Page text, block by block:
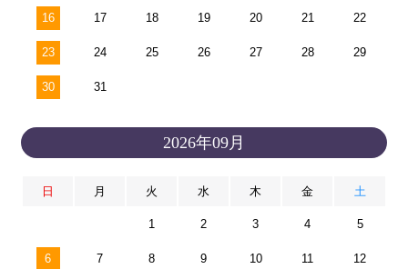
16 17 18 19 20 21 22
23 24 25 26 27 28 29
30 31
2026年09月
日 月 火 水 木 金 土
1 2 3 4 5
6 7 8 9 10 11 12